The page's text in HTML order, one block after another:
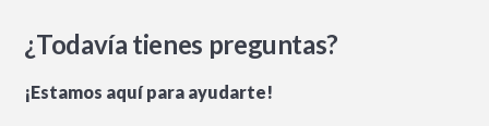
¿Todavía tienes preguntas?
¡Estamos aquí para ayudarte!